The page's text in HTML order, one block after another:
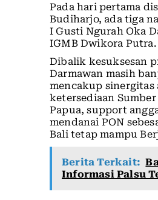
Pada hari pertama
Budiharjo, ada tiga
I Gusti Ngurah Oka
IGMB Dwikora Putra.
Dibalik kesuksesan
Darmawan masih
mencakup sinergitas
ketersediaan
Papua, support
mendanai PON
Bali tetap mampu
Berita Terkait:
Informasi Palsu